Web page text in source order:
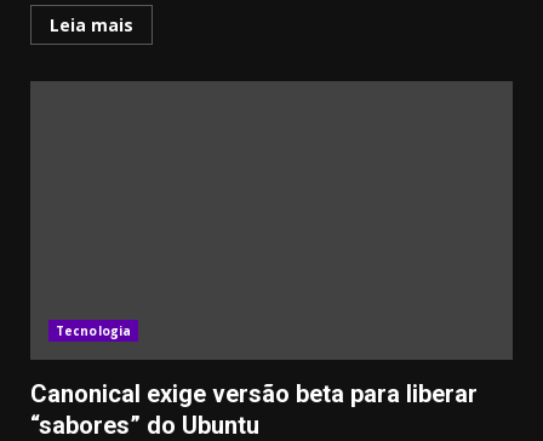
Leia mais
Tecnologia
Canonical exige versão beta para liberar
“sabores” do Ubuntu